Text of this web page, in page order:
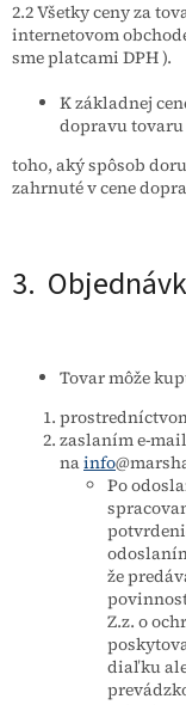
2.2 Všetky ceny za
internetovom
sme platcami DPH ).
K základnej
dopravu
toho, aký spôsob
zahrnuté v cene
3.
Tovar môže
zaslaním e-
nainfo
Po
že
Z.z. o
diaľku